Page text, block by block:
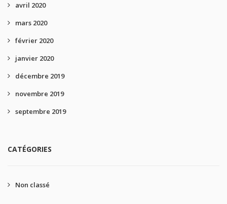
avril 2020
mars 2020
février 2020
janvier 2020
décembre 2019
novembre 2019
septembre 2019
CATÉGORIES
Non classé